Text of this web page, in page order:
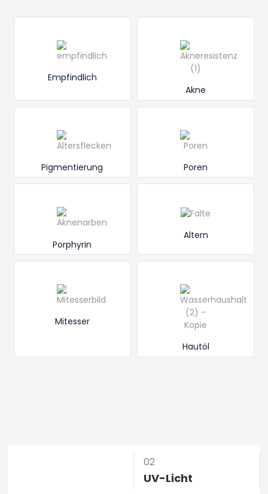
Empfindlich
Akne
Pigmentierung Poren
Porphyrin
Altern
Mitesser
Hautöl
02
UV-Licht